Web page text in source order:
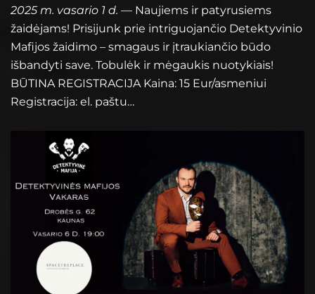
2025 m. vasario 1 d. — Naujiems ir patyrusiems
žaidėjams! Prisijunk prie intriguojančio Detektyvinio
Mafijos žaidimo – smagaus ir įtraukiančio būdo
išbandyti save. Tobulėk ir mėgaukis nuotykiais!
BŪTINA REGISTRACIJA Kaina: 15 Eur/asmeniui
Registracija: el. paštu…